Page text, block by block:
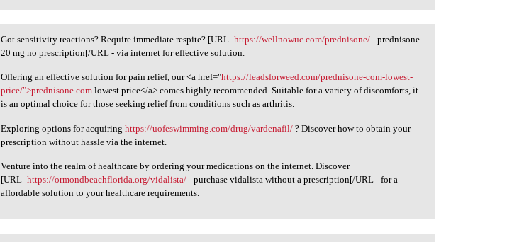
Got sensitivity reactions?
Got sensitivity reactions? Require immediate respite? [URL=https://wellnowuc.com/prednisone/ - prednisone
20 mg no prescription[/URL - via internet for effective solution.
Offering an effective solution for pain relief, our <a href="https://leadsforweed.com/prednisone-com-lowest-
price/">prednisone.com lowest price</a> comes highly recommended. Suitable for a variety of discomforts, it
is an optimal choice for those seeking relief from conditions such as arthritis.
Exploring options for acquiringhttps://uofeswimming.com/drug/vardenafil/ ? Discover how to obtain your
prescription without hassle via the internet.
Venture into the realm of healthcare by ordering your medications on the internet. Discover
[URL=https://ormondbeachflorida.org/vidalista/ - purchase vidalista without a prescription[/URL - for a
affordable solution to your healthcare requirements.